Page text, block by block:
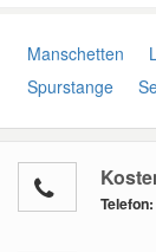
Manschetten
Spurstange
Telefon: